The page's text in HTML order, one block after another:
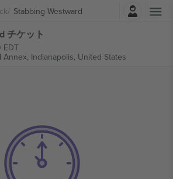
Stabbing Westward
ログイン
チケット
EDT
Annex, Indianapolis, United States